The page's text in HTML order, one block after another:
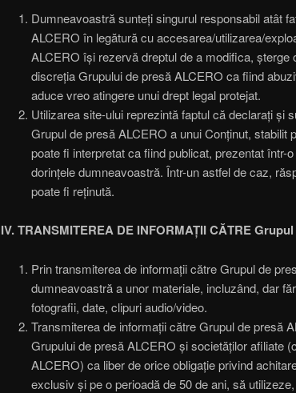
Dumneavoastră sunteți singurul responsabil atât
ALCERO în legătură cu accesarea/utilizarea/
ALCERO își rezervă dreptul de a modifica, șterge
discreția Grupului de presă ALCERO ca fiind
aduce vreo atingere unui drept legal protejat.
Utilizarea site-ului reprezintă faptul că declarați și
Grupul de presă ALCERO a unui Conținut, stabilit
poate fi interpretat ca fiind publicat, prezentat într-
dorințele dumneavoastră. Într-un astfel de caz,
poate fi reținută.
IV. TRANSMITEREA DE INFORMAȚII CĂTRE
Prin transmiterea de informații către Grupul de
dumneavoastră a unor materiale, incluzând, dar
fotografii, date, clipuri audio/video.
Transmiterea de informații către Grupul de presă
Grupului de presă ALCERO și societăților afiliate
ALCERO) ca liber de orice obligație privind
exclusiv și pe o perioadă de 50 de ani, să